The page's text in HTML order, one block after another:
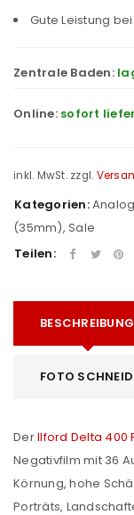
Gute Leistung
Zentrale Baden:
Online: sofort
inkl. MwSt. zzgl.
Kategorien:
(35mm), Sale
Teilen:
BESCHREIBUNG
FOTO
DerIlford Delta 400
Negativfilm mit 36
Körnung, hohe
Porträts,